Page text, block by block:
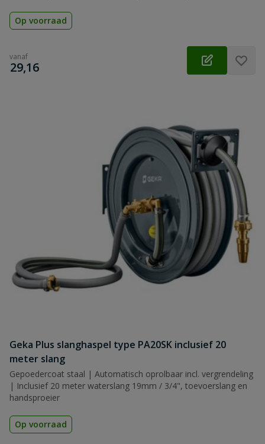
Op voorraad
vanaf
€
29,16
Geka Plus slanghaspel type PA20SK inclusief 20
meter slang
Gepoedercoat staal | Automatisch oprolbaar incl. vergrendeling
| Inclusief 20 meter waterslang 19mm / 3/4", toevoerslang en
handsproeier
Op voorraad